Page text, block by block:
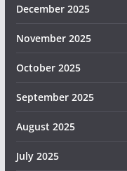
December 2025
November 2025
October 2025
September 2025
August 2025
July 2025